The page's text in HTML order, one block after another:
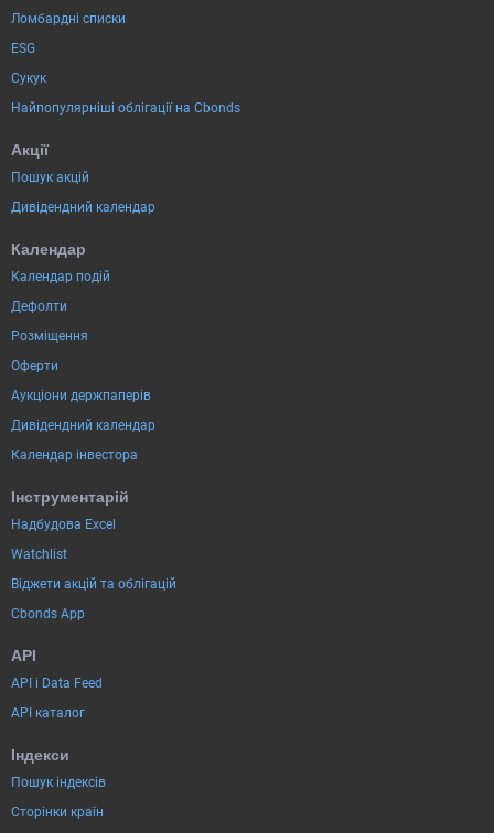
Ломбардні списки
ESG
Сукук
Найпопулярніші облігації на Cbonds
Акції
Пошук акцій
Дивідендний календар
Календар
Календар подій
Дефолти
Розміщення
Оферти
Аукціони держпаперів
Дивідендний календар
Календар інвестора
Інструментарій
Надбудова Excel
Watchlist
Віджети акцій та облігацій
Cbonds App
API
API і Data Feed
API каталог
Індекси
Пошук індексів
Сторінки країн